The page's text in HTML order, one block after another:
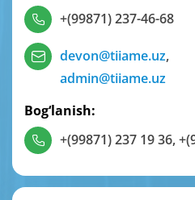
+(99871) 237-46-68
devon@tiiame.uz,
admin@tiiame.uz
Bog‘lanish:
+(99871) 237 19 36,